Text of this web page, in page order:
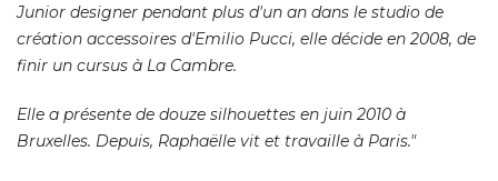
Junior designer pendant plus d'un an dans le studio de
création accessoires d'Emilio Pucci, elle décide en 2008, de
finir un cursus à La Cambre.
Elle a présente de douze silhouettes en juin 2010 à
Bruxelles. Depuis, Raphaëlle vit et travaille à Paris."